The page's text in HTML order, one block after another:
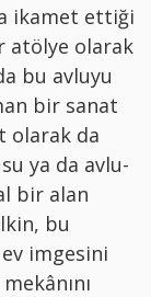
ikamet ettiği
atölye olarak
bu avluyu
bir sanat
olarak da
ya da avlu-
bir alan
bu
imgesini